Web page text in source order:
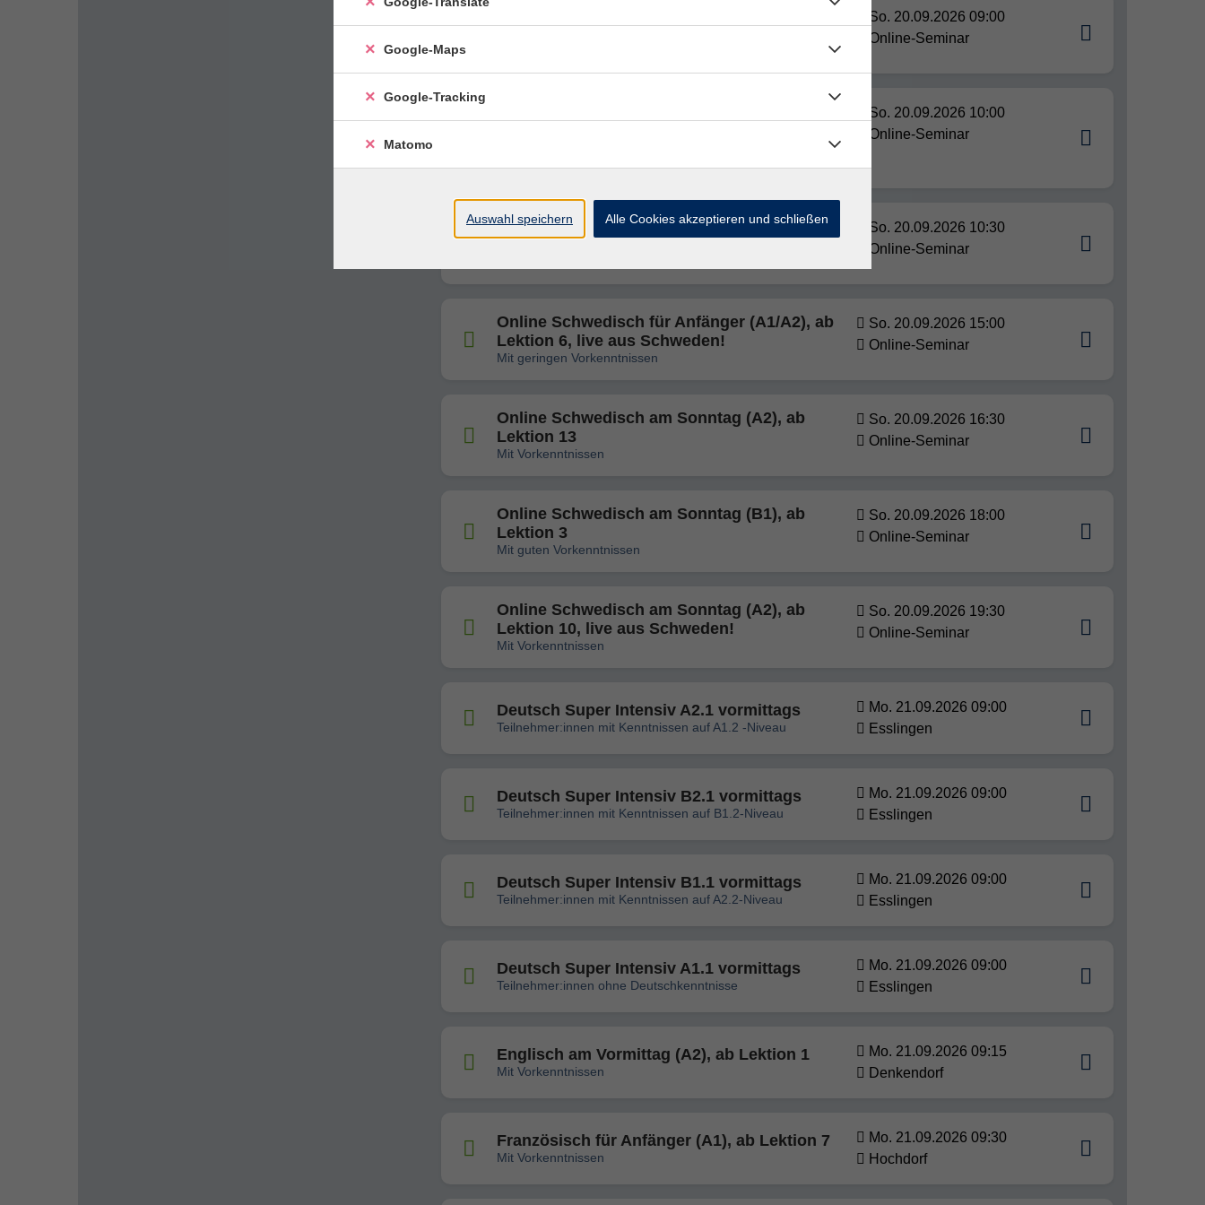
So. 20.09.2026 09:00
Online-Seminar
Mit Vorkenntnissen
So. 20.09.2026 10:00
Online-Seminar
Onlinekurs Café, Croissant & Cours de
So. 20.09.2026 10:30
Online-Seminar
Online Schwedisch für Anfänger (A1/A2), ab
Lektion 6, live aus Schweden!
Mit geringen Vorkenntnissen
So. 20.09.2026 15:00
Online-Seminar
Online Schwedisch am Sonntag (A2), ab
Lektion 13
Mit Vorkenntnissen
So. 20.09.2026 16:30
Online-Seminar
Online Schwedisch am Sonntag (B1), ab
Lektion 3
Mit guten Vorkenntnissen
So. 20.09.2026 18:00
Online-Seminar
Online Schwedisch am Sonntag (A2), ab
Lektion 10, live aus Schweden!
Mit Vorkenntnissen
So. 20.09.2026 19:30
Online-Seminar
Deutsch Super Intensiv A2.1 vormittags
Teilnehmer:innen mit Kenntnissen auf A1.2 -Niveau
Mo. 21.09.2026 09:00
Esslingen
Deutsch Super Intensiv B2.1 vormittags
Teilnehmer:innen mit Kenntnissen auf B1.2-Niveau
Mo. 21.09.2026 09:00
Esslingen
Deutsch Super Intensiv B1.1 vormittags
Teilnehmer:innen mit Kenntnissen auf A2.2-Niveau
Mo. 21.09.2026 09:00
Esslingen
Deutsch Super Intensiv A1.1 vormittags
Teilnehmer:innen ohne Deutschkenntnisse
Mo. 21.09.2026 09:00
Esslingen
Englisch am Vormittag (A2), ab Lektion 1
Mit Vorkenntnissen
Mo. 21.09.2026 09:15
Denkendorf
Französisch für Anfänger (A1), ab Lektion 7
Mit Vorkenntnissen
Mo. 21.09.2026 09:30
Hochdorf
Google-Maps
Google-Tracking
Matomo
Auswahl speichern Alle Cookies akzeptieren und schließen